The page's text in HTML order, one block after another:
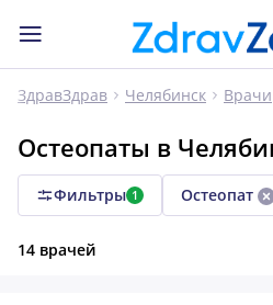
ЗдравЗдрав Челябинск Врачи
Остеопаты в
Фильтры 1 Остеопат
14 врачей